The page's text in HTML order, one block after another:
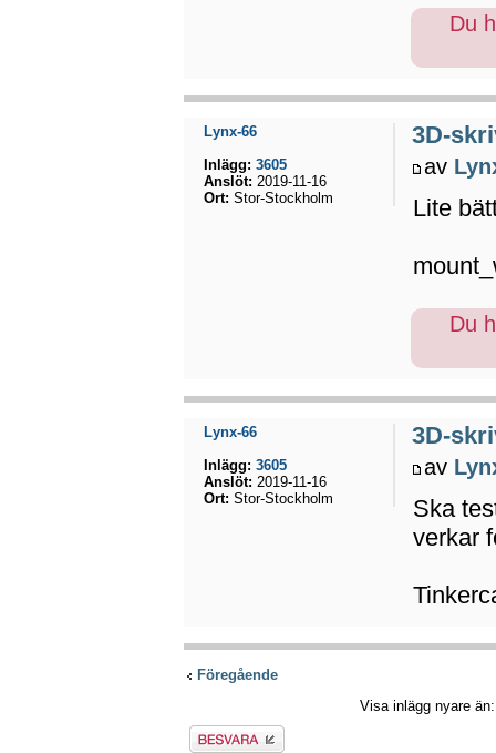
Du
3D-
av
Lite
Du
Lynx-66
Inlägg: 3605
Anslöt: 2019-11-16
Ort: Stor-Stockholm
3D-
av
Ska
verkar
Lynx-66
Inlägg: 3605
Anslöt: 2019-11-16
Ort: Stor-Stockholm
Föregående
Visa inlägg nyare
Besvara